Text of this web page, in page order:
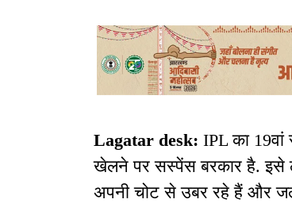
Lagatar desk: IPL का
खेलने पर सस्पेंस बरकार है. इसे
अपनी चोट से उबर रहे हैं और